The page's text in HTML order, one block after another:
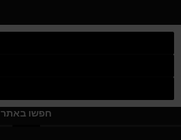
חפשו באתר